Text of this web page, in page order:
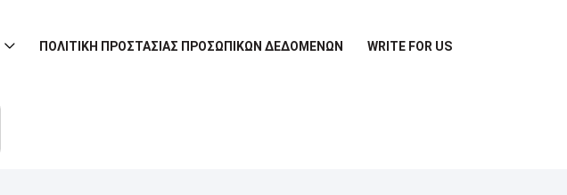
ΠΟΛΙΤΙΚΉ ΠΡΟΣΤΑΣΊΑΣ ΠΡΟΣΩΠΙΚΏΝ ΔΕΔΟΜΈΝΩΝ WRITE FOR US